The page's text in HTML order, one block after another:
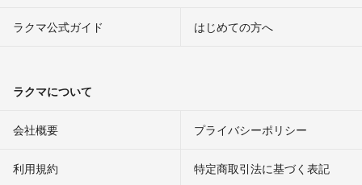
ラクマ公式ガイド はじめての方へ
ラクマについて
会社概要 プライバシーポリシー
利用規約 特定商取引法に基づく表記